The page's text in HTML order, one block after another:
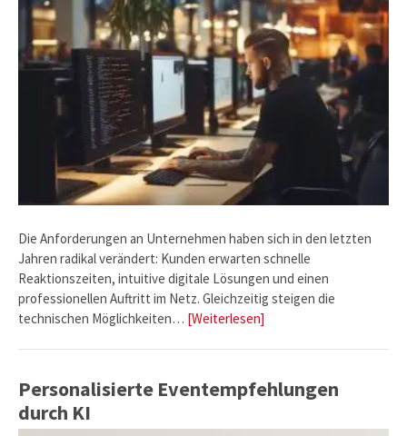
Die Anforderungen an Unternehmen haben sich in den letzten
Jahren radikal verändert: Kunden erwarten schnelle
Reaktionszeiten, intuitive digitale Lösungen und einen
professionellen Auftritt im Netz. Gleichzeitig steigen die
technischen Möglichkeiten… [Weiterlesen]
Personalisierte Eventempfehlungen
durch KI